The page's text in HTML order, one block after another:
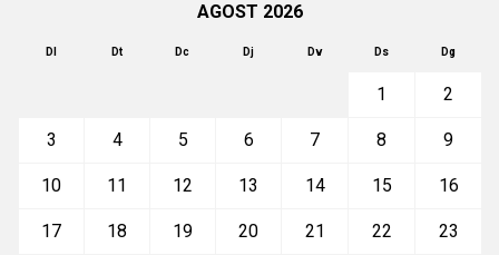
AGOST 2026
Dl Dt Dc Dj Dv Ds Dg
1 2
3 4 5 6 7 8 9
10 11 12 13 14 15 16
17 18 19 20 21 22 23